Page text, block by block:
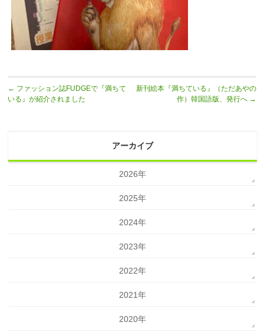
← ファッション誌FUDGEで『満ちて
いる』が紹介されました
新刊絵本『満ちている』（ただあやの
作）韓国語版、発行へ →
アーカイブ
2026年
2025年
2024年
2023年
2022年
2021年
2020年